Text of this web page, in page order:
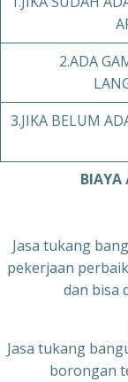
2.ADA
3.JIKA BELUM
BIAYA
Jasa tukang
pekerjaan
dan bisa
Jasa tukang
borongan